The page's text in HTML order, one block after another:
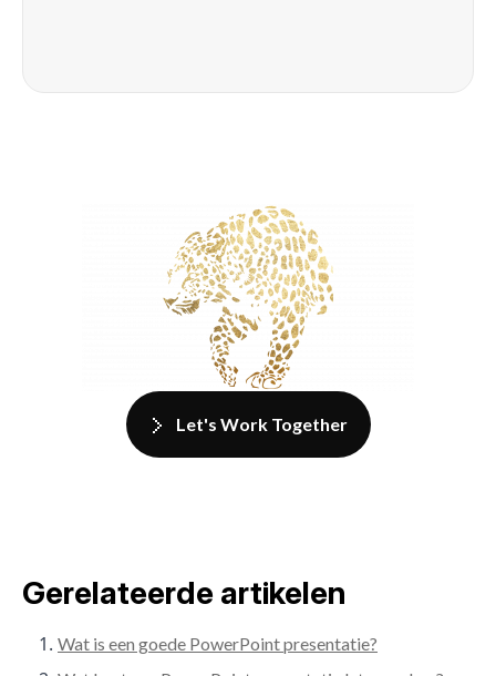
Let's Work Together
Gerelateerde artikelen
Wat is een goede PowerPoint presentatie?